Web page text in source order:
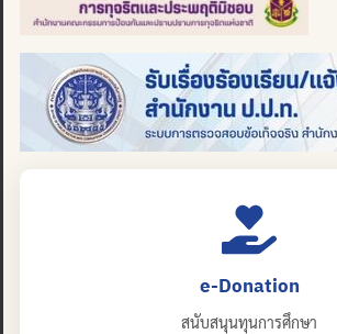
e-Donation
สนับสนุนทุนการศึกษา